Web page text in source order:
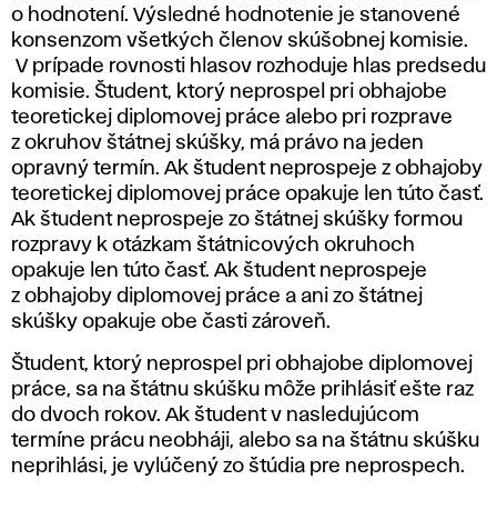
o hodnotení. Výsledné hodnotenie je stanovené
konsenzom všetkých členov skúšobnej komisie.
V prípade rovnosti hlasov rozhoduje hlas predsedu
komisie. Študent, ktorý neprospel pri obhajobe
teoretickej diplomovej práce alebo pri rozprave
z okruhov štátnej skúšky, má právo na jeden
opravný termín. Ak študent neprospeje z obhajoby
teoretickej diplomovej práce opakuje len túto časť.
Ak študent neprospeje zo štátnej skúšky formou
rozpravy k otázkam štátnicových okruhoch
opakuje len túto časť. Ak študent neprospeje
z obhajoby diplomovej práce a ani zo štátnej
skúšky opakuje obe časti zároveň.
Študent, ktorý neprospel pri obhajobe diplomovej
práce, sa na štátnu skúšku môže prihlásiť ešte raz
do dvoch rokov. Ak študent v nasledujúcom
termíne prácu neobháji, alebo sa na štátnu skúšku
neprihlási, je vylúčený zo štúdia pre neprospech.